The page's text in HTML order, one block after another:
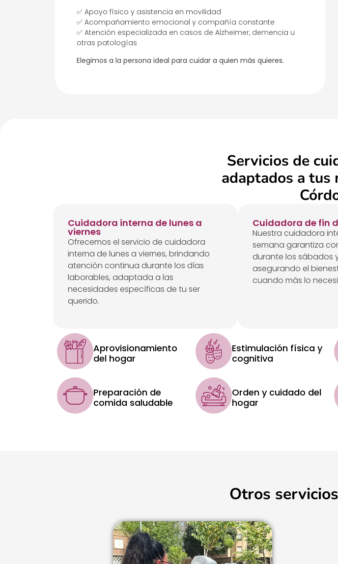
✅ Apoyo físico y asistencia en movilidad
✅ Acompañamiento emocional y compañía constante
✅ Atención especializada en casos de Alzheimer, demencia u
otras patologías
Elegimos a la persona ideal para cuidar a quien más quieres.
Servicios de
adaptados a tus
Cuidadora interna de lunes a
viernes
Ofrecemos el servicio de cuidadora
interna de lunes a viernes, brindando
atención continua durante los días
laborables, adaptada a las
necesidades específicas de tu ser
querido.
Cuidadora de fin
Nuestra cuidadora
semana garantiza
durante los sábados
asegurando el
cuando más lo
Aprovisionamiento
del hogar
Estimulación física y
cognitiva
Preparación de
comida saludable
Orden y cuidado del
hogar
Otros